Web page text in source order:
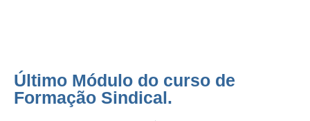
Último Módulo do curso de
Formação Sindical.